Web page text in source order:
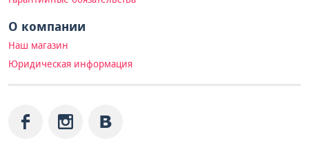
О компании
Наш магазин
Юридическая информация